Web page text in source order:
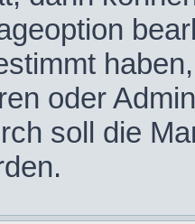
oder
soll die